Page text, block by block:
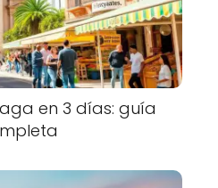
en 3 días: guía